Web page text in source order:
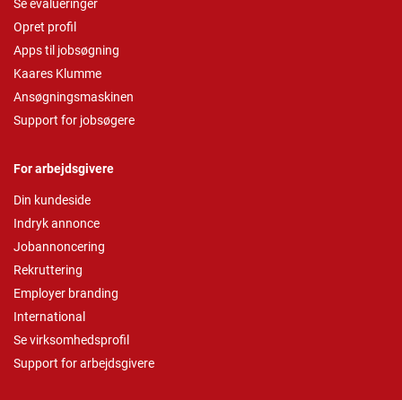
Se evalueringer
Opret profil
Apps til jobsøgning
Kaares Klumme
Ansøgningsmaskinen
Support for jobsøgere
For arbejdsgivere
Din kundeside
Indryk annonce
Jobannoncering
Rekruttering
Employer branding
International
Se virksomhedsprofil
Support for arbejdsgivere